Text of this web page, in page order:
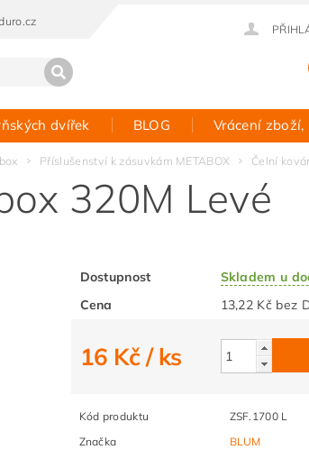
dvířek BLOG Vrácení zboží,
Příslušenství k zásuvkám METABOX Čelní
320M Levé
Dostupnost
Skladem u
Cena
13,22 Kč
16 Kč/ ks
Kód produktu
ZSF.1700 L
Značka
BLUM